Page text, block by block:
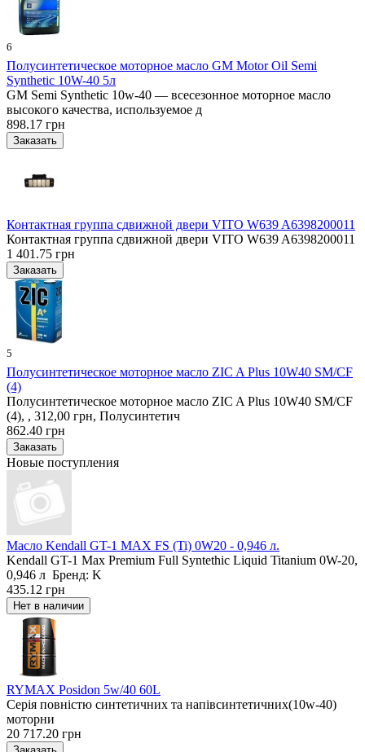
6
Полусинтетическое моторное масло GM Motor Oil Semi
Synthetic 10W-40 5л
GM Semi Synthetic 10w-40 — всесезонное моторное масло
высокого качества, используемое д
898.17 грн
Контактная группа сдвижной двери VITO W639 A6398200011
Контактная группа сдвижной двери VITO W639 A6398200011
1 401.75 грн
5
Полусинтетическое моторное масло ZIC A Plus 10W40 SM/CF
(4)
Полусинтетическое моторное масло ZIC A Plus 10W40 SM/CF
(4), , 312,00 грн, Полусинтетич
862.40 грн
Новые поступления
Масло Kendall GT-1 MAX FS (Ti) 0W20 - 0,946 л.
Kendall GT-1 Max Premium Full Syntethic Liquid Titanium 0W-20,
0,946 л Бренд: K
435.12 грн
RYMAX Posidon 5w/40 60L
Серія повністю синтетичних та напівсинтетичних(10w-40)
моторни
20 717.20 грн